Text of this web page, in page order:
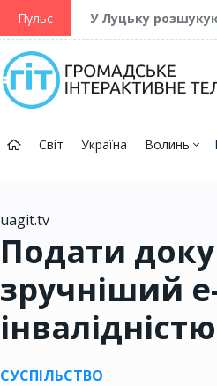
Пульс У Луцьку
Світ Україна Волинь
uagit.tv
Подати
зручніший
інвалідністю
СУСПІЛЬСТВО